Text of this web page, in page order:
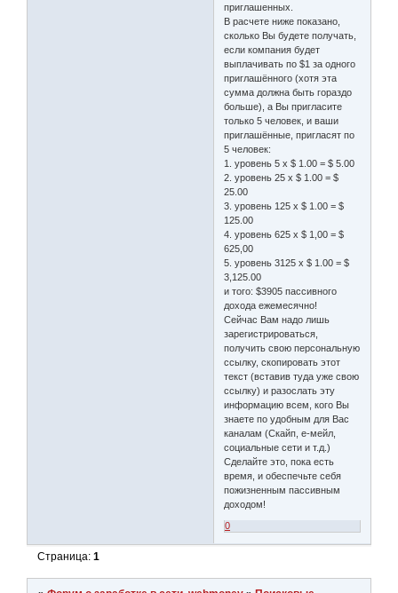
приглашенных.
В расчете ниже показано,
сколько Вы будете получать,
если компания будет
выплачивать по $1 за одного
приглашённого (хотя эта
сумма должна быть гораздо
больше), а Вы пригласите
только 5 человек, и ваши
приглашённые, пригласят по
5 человек:
1. уровень 5 х $ 1.00 = $ 5.00
2. уровень 25 х $ 1.00 = $
25.00
3. уровень 125 х $ 1.00 = $
125.00
4. уровень 625 х $ 1,00 = $
625,00
5. уровень 3125 х $ 1.00 = $
3,125.00
и того: $3905 пассивного
дохода ежемесячно!
Сейчас Вам надо лишь
зарегистрироваться,
получить свою персональную
ссылку, скопировать этот
текст (вставив туда уже свою
ссылку) и разослать эту
информацию всем, кого Вы
знаете по удобным для Вас
каналам (Скайп, е-мейл,
социальные сети и т.д.)
Сделайте это, пока есть
время, и обеспечьте себя
пожизненным пассивным
доходом!
0
Страница:1